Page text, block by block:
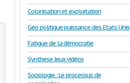
Colonisation et exploitation
Géo politique puissance des Etats Unis
Fatigue de la démocratie
Synthese Jeux vidéos
Sociologie : Le processus de